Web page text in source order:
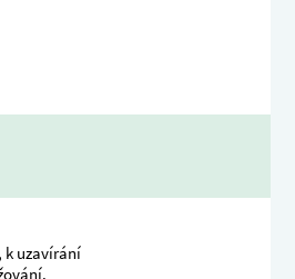
k uzavírání